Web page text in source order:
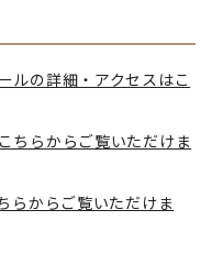
ルの詳細・アクセスはこ
ちらからご覧いただけま
らからご覧いただけま